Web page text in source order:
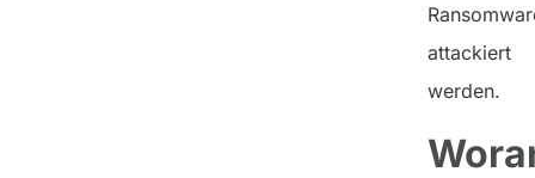
attackiert
werden.